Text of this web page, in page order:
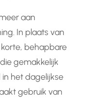
aan
In plaats van
behapbare
gemakkelijk
het dagelijkse
gebruik van